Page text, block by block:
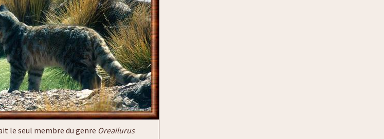
le seul membre du genre Oreailurus